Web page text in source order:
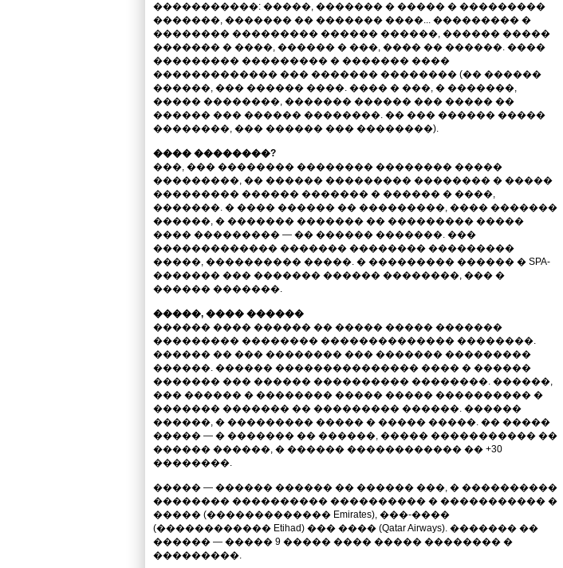
�����������: �����, ������� � ����� � ���������
�������, ������� �� ������� ����... ��������� �
�������� ��������� ������ ������, ������ �����
������� � ����, ������ � ���, ���� �� ������. ����
��������� ��������� � ������� ����
������������� ��� ������� �������� (�� ������
������, ��� ������ ����. ���� � ���, � �������,
����� ��������, ������� ������ ��� ����� ��
������ ��� ������ ��������. �� ��� ������ �����
��������, ��� ������ ��� ��������).
���� ��������?
���, ��� �������� �������� �������� �����
���������, �� ������ ��������� �������� � �����
��������� ������ ������� � ������ � ����,
�������. � ���� ������ �� ���������, ���� �������
������, � ������� ������� �� ��������� �����
���� ��������� — �� ������ �������. ���
������������� ������� �������� ���������
�����, ���������� �����. � ��������� ������ � SPA-
������� ��� ������� ������ ��������, ��� �
������ �������.
�����, ���� ������
������ ���� ������ �� ����� ����� �������
��������� �������� �������������� ��������.
������ �� ��� �������� ��� ������� ���������
������. ������ ��������������� ���� � ������
������� ��� ������ ���������� ��������. ������,
��� ������ � �������� ����� ����� ���������� �
������� ������� �� ��������� ������. ������
������, � ��������� ����� � ����� �����. �� �����
����� — � ������� �� ������, ����� ����������� ��
������ ������, � ������ ������������ �� +30
��������.
����� — ������ ������ �� ������ ���, � ����������
�������� ���������� ���������� � ����������� �
����� (������������� Emirates), ���-����
(������������ Etihad) ��� ���� (Qatar Airways). ������� ��
������ — ����� 9 ����� ���� ����� �������� �
���������.